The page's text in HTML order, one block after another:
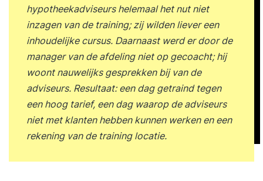
hypotheekadviseurs helemaal het nut niet
inzagen van de training; zij wilden liever een
inhoudelijke cursus. Daarnaast werd er door de
manager van de afdeling niet op gecoacht; hij
woont nauwelijks gesprekken bij van de
adviseurs. Resultaat: een dag getraind tegen
een hoog tarief, een dag waarop de adviseurs
niet met klanten hebben kunnen werken en een
rekening van de training locatie.